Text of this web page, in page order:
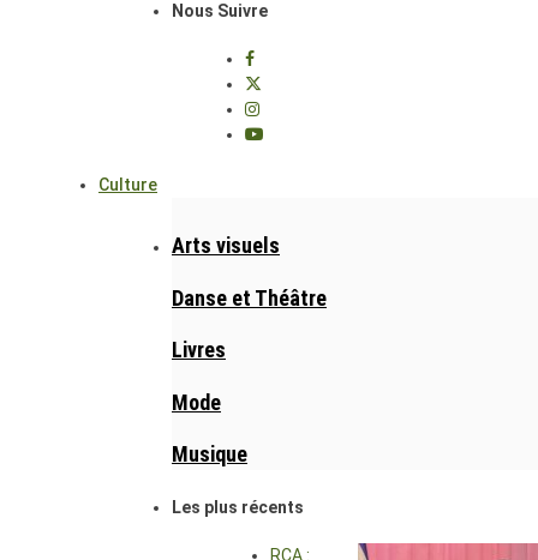
Nous Suivre
Culture
Arts visuels
Danse et Théâtre
Livres
Mode
Musique
Les plus récents
RCA :